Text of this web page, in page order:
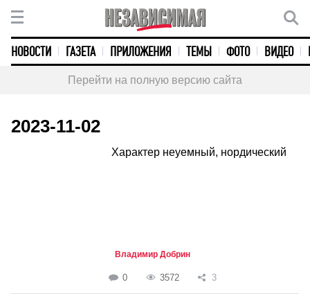
НОВОСТИ ГАЗЕТА ПРИЛОЖЕНИЯ ТЕМЫ ФОТО ВИДЕО
Перейти на полную версию сайта
2023-11-02
Характер неуемный, нордический
Владимир Добрин
0 3572 3